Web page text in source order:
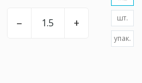
– + шт.
упак.